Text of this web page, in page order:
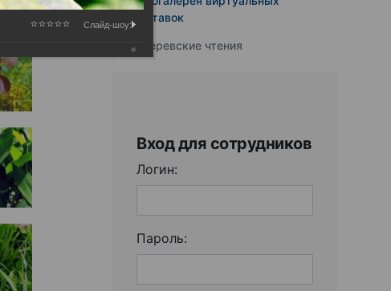
выставок
Юферевские чтения
Вход для сотрудников
Логин:
Пароль:
Слайд-шоу: